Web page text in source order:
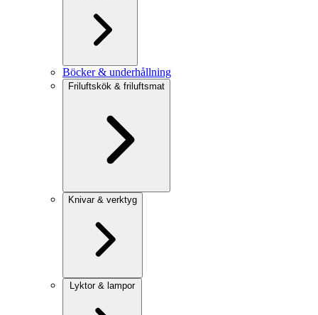
Böcker & underhållning
Friluftskök & friluftsmat
Knivar & verktyg
Lyktor & lampor